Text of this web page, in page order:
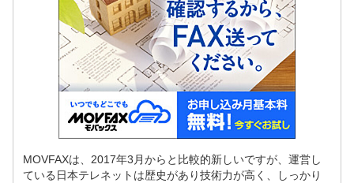
MOVFAXは、2017年3月からと比較的新しいですが、運営し
ている日本テレネットは歴史があり技術力が高く、しっかり